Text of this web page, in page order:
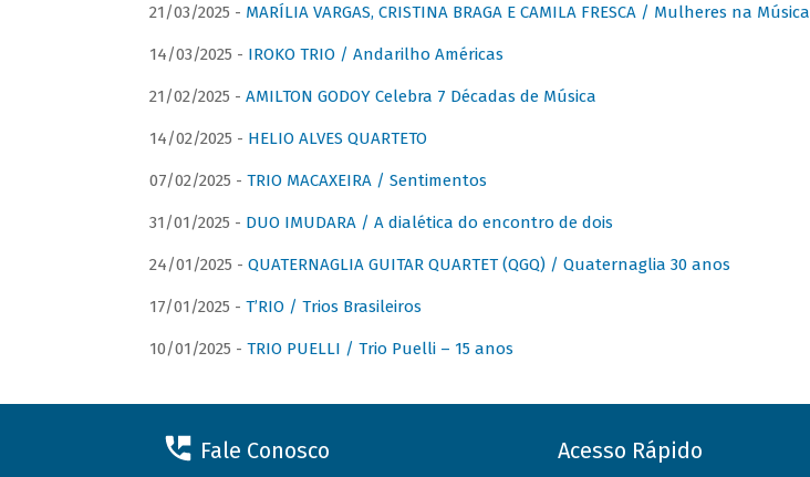
21/03/2025 - MARÍLIA VARGAS, CRISTINA BRAGA E CAMILA FRESCA / Mulheres na Música
14/03/2025 - IROKO TRIO / Andarilho Américas
21/02/2025 - AMILTON GODOY Celebra 7 Décadas de Música
14/02/2025 - HELIO ALVES QUARTETO
07/02/2025 - TRIO MACAXEIRA / Sentimentos
31/01/2025 - DUO IMUDARA / A dialética do encontro de dois
24/01/2025 - QUATERNAGLIA GUITAR QUARTET (QGQ) / Quaternaglia 30 anos
17/01/2025 - T’RIO / Trios Brasileiros
10/01/2025 - TRIO PUELLI / Trio Puelli – 15 anos
Fale Conosco Acesso Rápido